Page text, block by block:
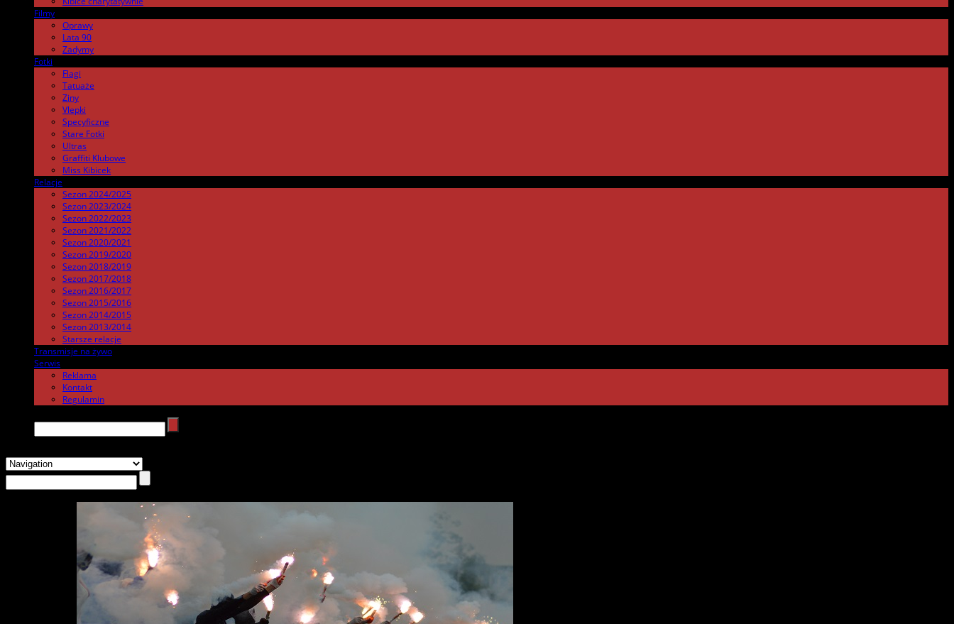
Filmy
Oprawy
Lata 90
Zadymy
Fotki
Flagi
Tatuaże
Ziny
Vlepki
Specyficzne
Stare Fotki
Ultras
Graffiti Klubowe
Miss Kibicek
Relacje
Sezon 2024/2025
Sezon 2023/2024
Sezon 2022/2023
Sezon 2021/2022
Sezon 2020/2021
Sezon 2019/2020
Sezon 2018/2019
Sezon 2017/2018
Sezon 2016/2017
Sezon 2015/2016
Sezon 2014/2015
Sezon 2013/2014
Starsze relacje
Transmisje na żywo
Serwis
Reklama
Kontakt
Regulamin